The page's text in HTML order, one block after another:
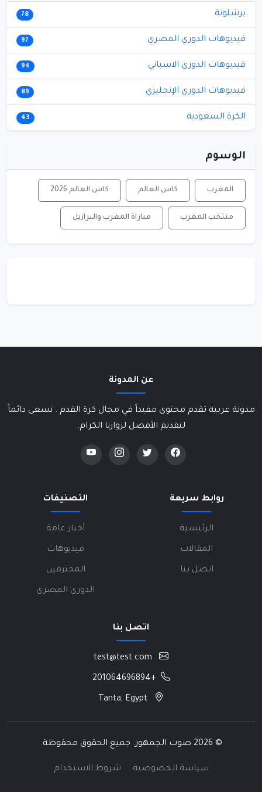
برشلونة 78
فيديوهات الدوري المصري 97
فيديوهات الدوري الاسباني 94
فيديوهات الدوري الإنجليزي 89
الكرة السعودية 43
الوسوم
المغرب كاس العالم كاس العالم 2026
منتخب المغرب مباراة المغرب والبرازيل
عن المدونة
مدونة عربية تقدم محتوى مفيداً في مجال كرة القدم . نسعى دائماً
لتقديم الأفضل لزوارنا الكرام.
روابط سريعة
الرئيسية
المقالات
اتصل بنا
التصنيفات
أخبار عامة
فيديوهات
المحترفين
الدوري المصري
اتصل بنا
+201064696894
© 2026 صوت الجمهور. جميع الحقوق محفوظة.
سياسة الخصوصية شروط الاستخدام